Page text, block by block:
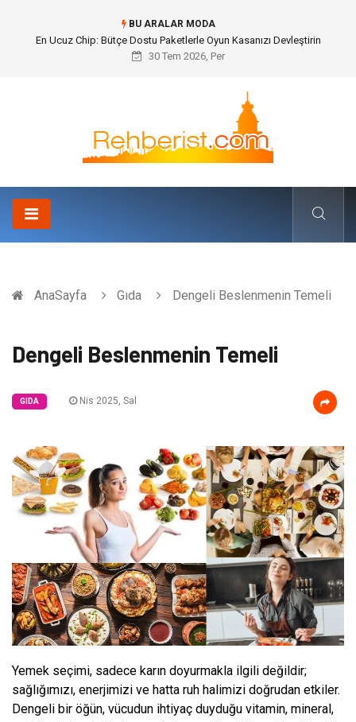
BU ARALAR MODA
Bohem Ev Dekoru Nedir?
30 Tem 2026, Per
AnaSayfa Gıda Dengeli Beslenmenin Temeli
Dengeli Beslenmenin Temeli
GIDA Nis 2025, Sal
Yemek seçimi, sadece karın doyurmakla ilgili değildir;
sağlığımızı, enerjimizi ve hatta ruh halimizi doğrudan etkiler.
Dengeli bir öğün, vücudun ihtiyaç duyduğu vitamin, mineral,